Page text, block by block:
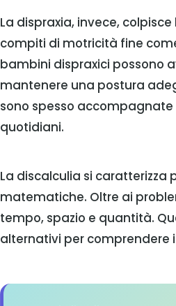
La dispraxia, invece,
compiti di motricità fine
bambini dispraxici possono
mantenere una postura
sono spesso
quotidiani.
La discalculia si
matematiche. Oltre ai
tempo, spazio e quantità.
alternativi per